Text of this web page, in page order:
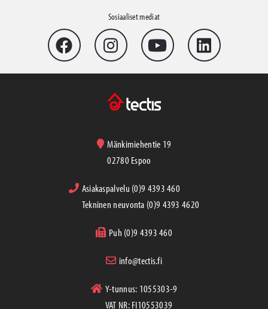
Sosiaaliset mediat
Mänkimiehentie 19
02780 Espoo
Asiakaspalvelu (0)9 4393 460
Tekninen neuvonta (0)9 4393 4620
Puh (0)9 4393 460
info@tectis.fi
Y-tunnus: 1055303-9
VAT NR: FI10553039